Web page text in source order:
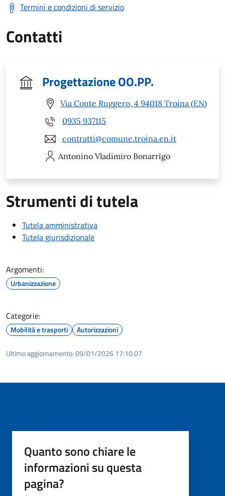
Termini e condizioni di servizio
Contatti
Progettazione OO.PP.
Via Conte Ruggero, 4 94018 Troina (EN)
0935 937115
contratti@comune.troina.en.it
Antonino Vladimiro Bonarrigo
Strumenti di tutela
Tutela amministrativa
Tutela giurisdizionale
Argomenti:
Urbanizzazione
Categorie:
Mobilità e trasporti Autorizzazioni
Ultimo aggiornamento:09/01/2026 17:10.07
Quanto sono chiare le
informazioni su questa
pagina?